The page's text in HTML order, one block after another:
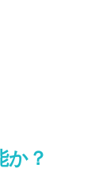
か？